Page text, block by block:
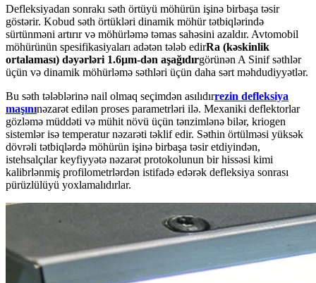
Defleksiyadan sonrakı səth örtüyü möhürün işinə birbaşa təsir
göstərir. Kobud səth örtükləri dinamik möhür tətbiqlərində
sürtünməni artırır və möhürləmə təmas sahəsini azaldır. Avtomobil
möhürünün spesifikasiyaları adətən tələb edirRa (kəskinlik
ortalaması) dəyərləri 1.6µm-dən aşağıdırgörünən A Sinif səthlər
üçün və dinamik möhürləmə səthləri üçün daha sərt məhdudiyyətlər.
Bu səth tələblərinə nail olmaq seçimdən asılıdırrezin defleksiya
maşınınəzarət edilən proses parametrləri ilə. Mexaniki deflektorlar
gözləmə müddəti və mühit növü üçün tənzimlənə bilər, kriogen
sistemlər isə temperatur nəzarəti təklif edir. Səthin örtülməsi yüksək
dövrəli tətbiqlərdə möhürün işinə birbaşa təsir etdiyindən,
istehsalçılar keyfiyyətə nəzarət protokolunun bir hissəsi kimi
kalibrlənmiş profilometrlərdən istifadə edərək defleksiya sonrası
pürüzlülüyü yoxlamalıdırlar.